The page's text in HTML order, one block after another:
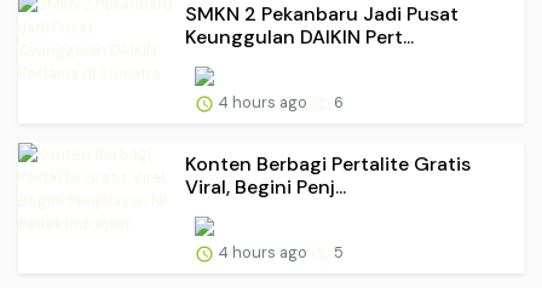
SMKN 2 Pekanbaru Jadi Pusat
Keunggulan DAIKIN Pert...
4 hours ago 6
Konten Berbagi Pertalite Gratis
Viral, Begini Penj...
4 hours ago 5